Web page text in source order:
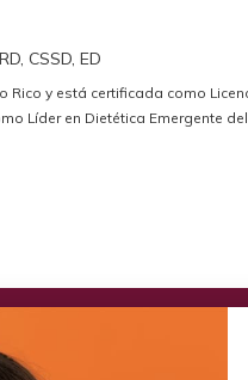
CSSD, ED
y está certificada como
Líder en Dietética Emergente